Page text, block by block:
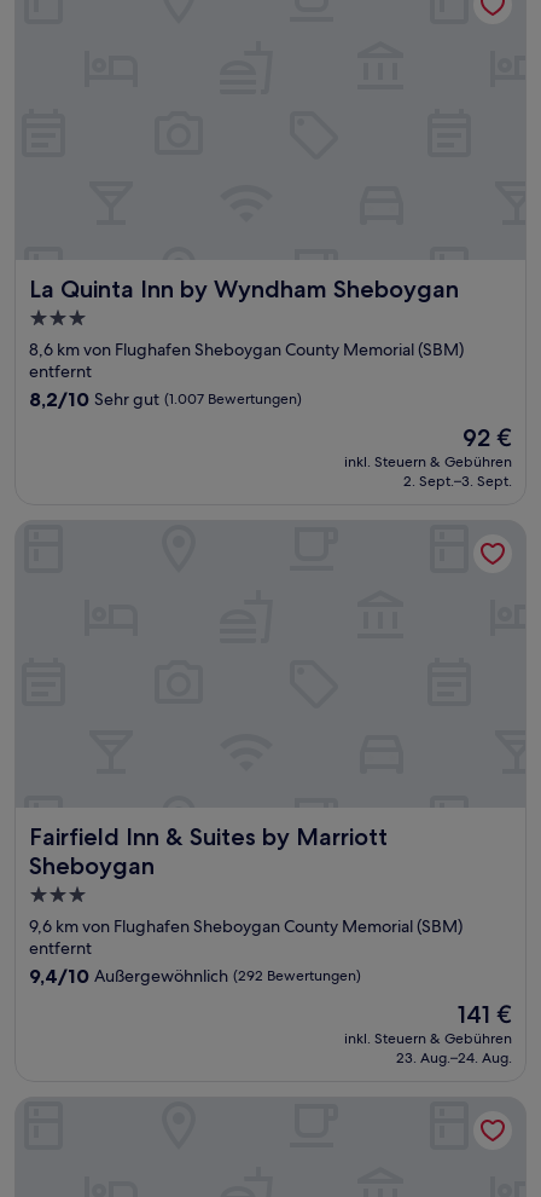
La Quinta Inn by Wyndham Sheboygan
La Quinta Inn by Wyndham Sheboygan
3.0-
Sterne-
Unterkunft
8,6 km von Flughafen Sheboygan County Memorial (SBM)
entfernt
8.2
Bewertungen)
8,2/10 Sehr gut (1.007 Bewertungen)
Der
Preis
beträgt
92 €
inkl. Steuern & Gebühren
2. Sept.–3. Sept.
Fairfield Inn & Suites by Marriott
Sheboygan
Fairfield Inn & Suites by Marriott Sheboygan
3.0-
Sterne-
Unterkunft
9,6 km von Flughafen Sheboygan County Memorial (SBM)
entfernt
9.4
9,4/10 Außergewöhnlich (292 Bewertungen)
Der
Preis
beträgt
141 €
inkl. Steuern & Gebühren
23. Aug.–24. Aug.
Fairfield Inn & Suites by Marriott Sheboygan